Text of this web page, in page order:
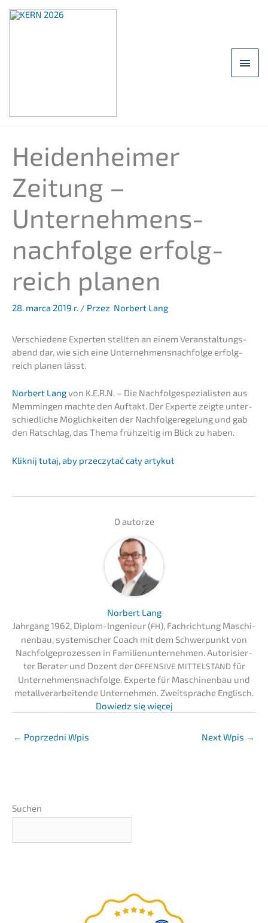
Heiden­hei­mer
Zeitung –
Unternehmens­
nachfolge erfolg­
reich planen
28. marca 2019 r. / Przez Norbert Lang
Verschie­de­ne Exper­ten stell­ten an einem Veran­stal­tungs­
abend dar, wie sich eine Unternehmens­nachfolge erfolg­
reich planen lässt.
Norbert Langvon K.E.R.N. – Die Nachfolge­spezialisten aus
Memmin­gen machte den Auftakt. Der Exper­te zeigte unter­
schied­li­che Möglich­kei­ten der Nachfol­ge­re­ge­lung und gab
den Ratschlag, das Thema frühzei­tig im Blick zu haben.
Kliknij tutaj, aby przec­zy­tać cały artykuł
O autor­ze
Norbert Lang
Jahrgang 1962, Diplom-Ingenieur (FH), Fachrich­tung Maschi­
nen­bau, syste­mi­scher Coach mit dem Schwer­punkt von
Nachfol­ge­pro­zes­sen in Famili­en­un­ter­neh­men. Autori­sier­
ter Berater und Dozent der OFFENSIVE MITTELSTAND für
Unternehmens­nachfolge. Exper­te für Maschi­nen­bau und
metall­ver­ar­bei­ten­de Unter­neh­men. Zweit­spra­che Englisch.
Dowiedz się więcej
← Poprzedni Wpis Next Wpis →
Suchen
präsen­tiert von Nils
Koerber